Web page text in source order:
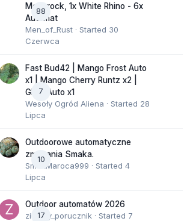
88
Moonrock, 1x White Rhino - 6x
Automat
Men_of_Rust · Started 30
Czerwca
7
Fast Bud42 | Mango Frost Auto
x1 | Mango Cherry Runtz x2 |
GMO Auto x1
Wesoły Ogród Aliena · Started 28
Lipca
10
Outdoorowe automatyczne
zmagania Smaka.
SmakMaroca999 · Started 4
Lipca
17
Outdoor automatów 2026
zielony_porucznik · Started 7